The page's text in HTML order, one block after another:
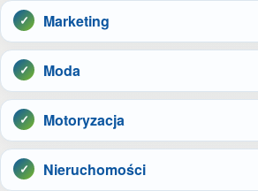
Marketing
Moda
Motoryzacja
Nieruchomości